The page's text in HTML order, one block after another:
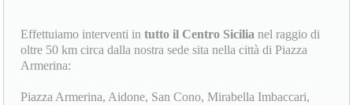
Effettuiamo interventi intutto il Centro Sicilia nel raggio di
oltre 50 km circa dalla nostra sede sita nella città di Piazza
Armerina:
Piazza Armerina, Aidone, San Cono, Mirabella Imbaccari,